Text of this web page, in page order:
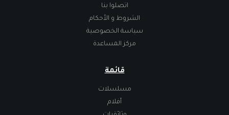
اتصلوا بنا
الشروط و الأحكام
سياسة الخصوصية
مركز المساعدة
قائمة
مسلسلات
أفلام